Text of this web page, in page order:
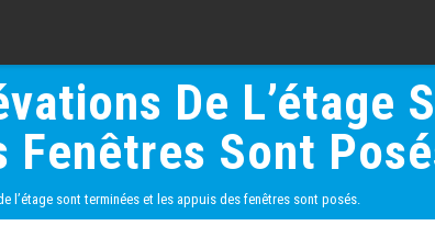
De L’étage
Fenêtres Sont
l’étage sont terminées et les appuis des fenêtres sont posés.